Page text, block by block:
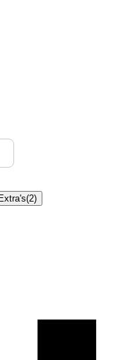
Extra's(2)